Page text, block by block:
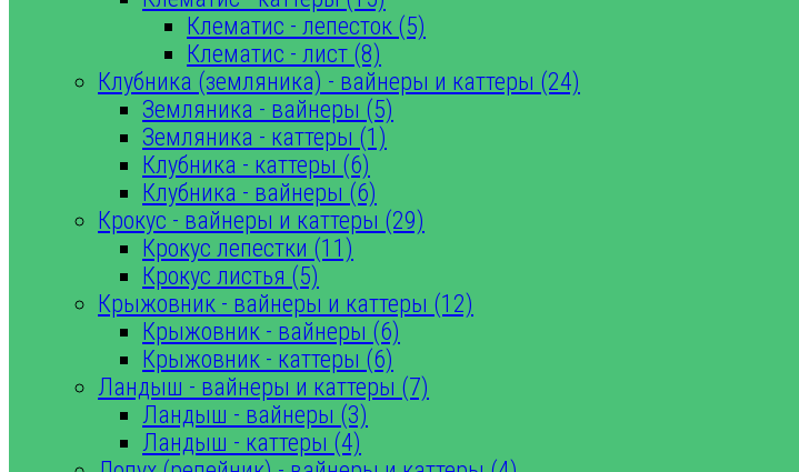
Клематис - лепесток (5)
Клематис - лист (8)
Клубника (земляника) - вайнеры и каттеры (24)
Земляника - вайнеры (5)
Земляника - каттеры (1)
Клубника - каттеры (6)
Клубника - вайнеры (6)
Крокус - вайнеры и каттеры (29)
Крокус лепестки (11)
Крокус листья (5)
Крыжовник - вайнеры и каттеры (12)
Крыжовник - вайнеры (6)
Крыжовник - каттеры (6)
Ландыш - вайнеры и каттеры (7)
Ландыш - вайнеры (3)
Ландыш - каттеры (4)